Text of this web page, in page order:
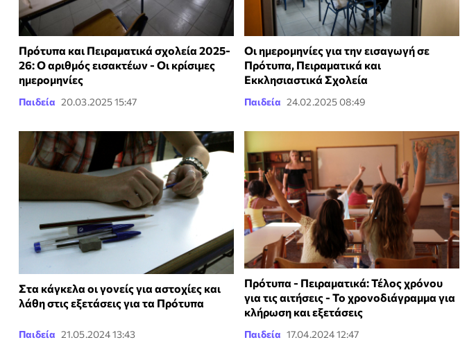
Πρότυπα και Πειραματικά σχολεία 2025-
26: Ο αριθμός εισακτέων - Oι κρίσιμες
ημερομηνίες
Παιδεία 20.03.2025 15:47
Οι ημερομηνίες για την εισαγωγή σε
Πρότυπα, Πειραματικά και
Εκκλησιαστικά Σχολεία
Παιδεία 24.02.2025 08:49
Στα κάγκελα οι γονείς για αστοχίες και
λάθη στις εξετάσεις για τα Πρότυπα
Παιδεία 21.05.2024 13:43
Πρότυπα - Πειραματικά: Τέλος χρόνου
για τις αιτήσεις - Το χρονοδιάγραμμα για
κλήρωση και εξετάσεις
Παιδεία 17.04.2024 12:47